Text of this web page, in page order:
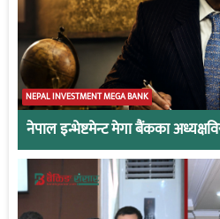
NEPAL INVESTMENT MEGA BANK
नेपाल इन्भेष्टमेन्ट मेगा बैंकका